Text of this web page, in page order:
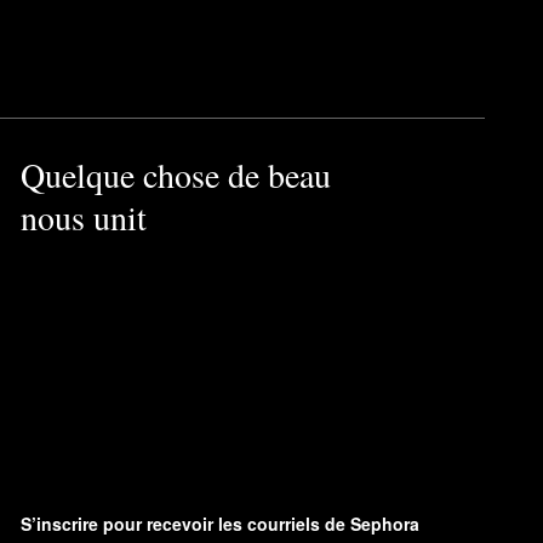
Quelque chose de beau
nous unit
S’inscrire pour recevoir les courriels de Sephora